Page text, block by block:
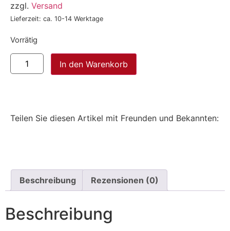
zzgl. Versand
Lieferzeit: ca. 10-14 Werktage
Vorrätig
In den Warenkorb
Teilen Sie diesen Artikel mit Freunden und Bekannten:
Beschreibung Rezensionen (0)
Beschreibung